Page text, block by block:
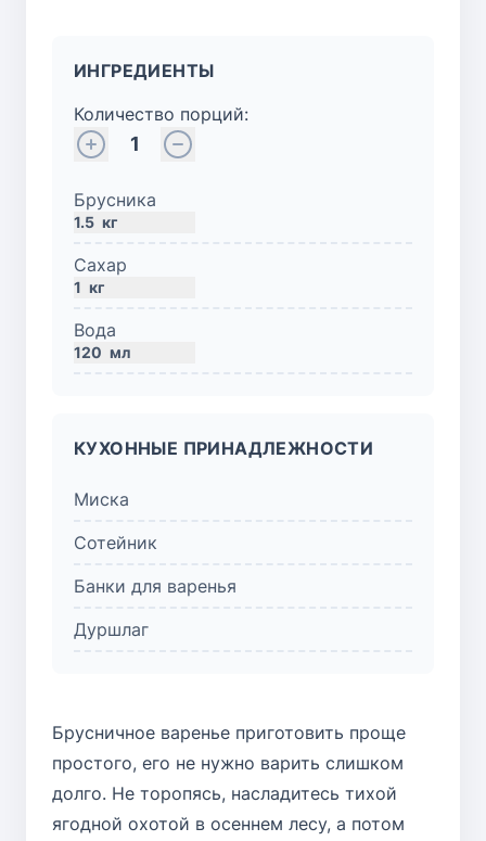
ИНГРЕДИЕНТЫ
Количество порций:
1
Брусника
1.5 кг
Сахар
1 кг
Вода
120 мл
КУХОННЫЕ ПРИНАДЛЕЖНОСТИ
Миска
Сотейник
Банки для варенья
Дуршлаг
Брусничное варенье приготовить проще
простого, его не нужно варить слишком
долго. Не торопясь, насладитесь тихой
ягодной охотой в осеннем лесу, а потом